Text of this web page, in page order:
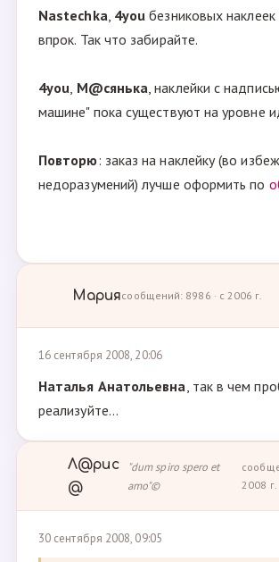
Nastechka, 4you безниковых
впрок. Так что забирайте.
4you, М@сянька, наклейки с
машине" пока существуют на уровне
Повторю: заказ на наклейку (во
недоразумений) лучше оформить по
Мариясообщений: 8986 · с 2006 г.
16 сентября 2008, 20:06
Наталья Анатольевна, так в чем
реализуйте...
Л@рис
@
"dum spiro spero et
amo"©
2008 г.
30 сентября 2008, 09:05